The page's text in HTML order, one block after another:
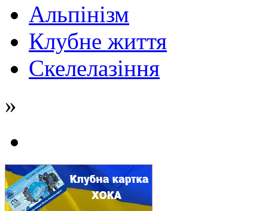
Альпінізм
Клубне життя
Скелелазіння
»